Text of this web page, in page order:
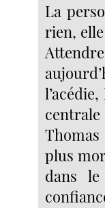
La
rien,
plus
dans